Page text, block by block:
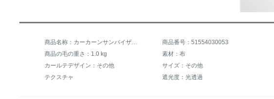
商品番号：51554030053
商品の毛の重さ：1.0 kg
素材：布
カールテデザイン：その他
サイズ：その他
テクスチャ
遮光度：光透過